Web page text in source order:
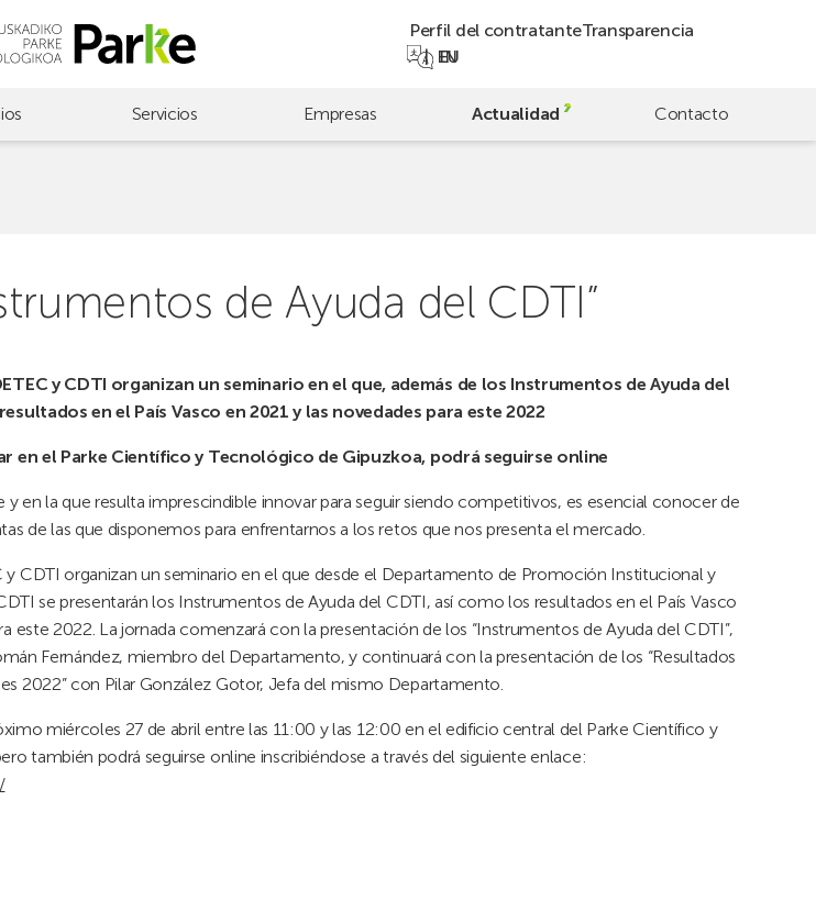
Perfil del contratanteTransparencia
EU
EN
Servicios Empresas Actualidad Contacto
de Ayuda del CDTI”
y CDTI organizan un seminario en el que, además de los Instrumentos de Ayuda del
en el País Vasco en 2021 y las novedades para este 2022
en el Parke Científico y Tecnológico de Gipuzkoa, podrá seguirse online
y en la que resulta imprescindible innovar para seguir siendo competitivos, es esencial conocer de
de las que disponemos para enfrentarnos a los retos que nos presenta el mercado.
y CDTI organizan un seminario en el que desde el Departamento de Promoción Institucional y
se presentarán los Instrumentos de Ayuda del CDTI, así como los resultados en el País Vasco
este 2022. La jornada comenzará con la presentación de los “Instrumentos de Ayuda del CDTI”,
Fernández, miembro del Departamento, y continuará con la presentación de los “Resultados
2022” con Pilar González Gotor, Jefa del mismo Departamento.
miércoles 27 de abril entre las 11:00 y las 12:00 en el edificio central del Parke Científico y
también podrá seguirse online inscribiéndose a través del siguiente enlace: